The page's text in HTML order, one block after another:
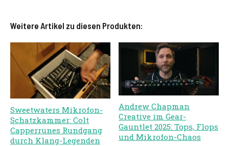
Weitere Artikel zu diesen Produkten:
Sweetwaters Mikrofon-
Schatzkammer: Colt
Capperrunes Rundgang
durch Klang-Legenden
Andrew Chapman
Creative im Gear-
Gauntlet 2025: Tops, Flops
und Mikrofon-Chaos